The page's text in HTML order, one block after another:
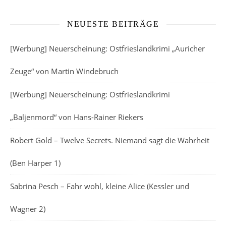
NEUESTE BEITRÄGE
[Werbung] Neuerscheinung: Ostfrieslandkrimi „Auricher
Zeuge“ von Martin Windebruch
[Werbung] Neuerscheinung: Ostfrieslandkrimi
„Baljenmord“ von Hans-Rainer Riekers
Robert Gold – Twelve Secrets. Niemand sagt die Wahrheit
(Ben Harper 1)
Sabrina Pesch – Fahr wohl, kleine Alice (Kessler und
Wagner 2)